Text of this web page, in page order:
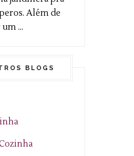
Além de
...
BLOGS